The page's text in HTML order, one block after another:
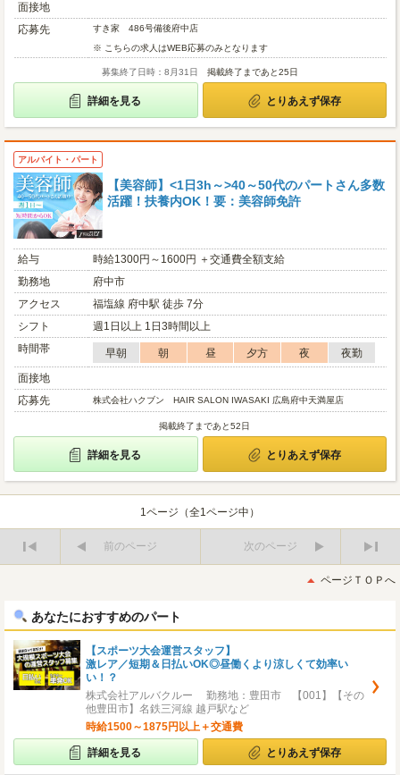
面接地
応募先
すき家 486号備後府中店
※ こちらの求人はWEB応募のみとなります
募集終了日時：8月31日 掲載終了まであと25日
詳細を見る とりあえず保存
アルバイト・パート
【美容師】<1日3h～>40～50代のパートさん多数
活躍！扶養内OK！要：美容師免許
給与
時給1300円～1600円 ＋交通費全額支給
勤務地
府中市
アクセス
福塩線 府中駅 徒歩 7分
シフト
週1日以上 1日3時間以上
時間帯
早朝 朝 昼 夕方 夜
夜勤
面接地
応募先
株式会社ハクブン HAIR SALON IWASAKI 広島府中天満屋店
掲載終了まであと52日
詳細を見る とりあえず保存
1ページ（全1ページ中）
前のページ
次のページ
後
ページＴＯＰへ
あなたにおすすめのパート
【スポーツ大会運営スタッフ】
激レア／短期＆日払いOK◎昼働くより涼しくて効率い
い！？
株式会社アルバクルー 勤務地：豊田市 【001】【その
他豊田市】名鉄三河線 越戸駅など
時給1500～1875円以上＋交通費
詳細を見る とりあえず保存